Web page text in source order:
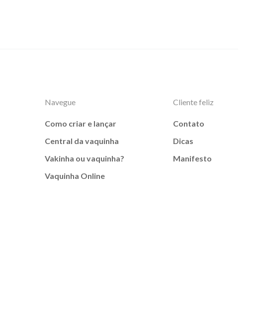
Navegue
Como criar e lançar
Central da vaquinha
Vakinha ou vaquinha?
Vaquinha Online
Cliente feliz
Contato
Dicas
Manifesto